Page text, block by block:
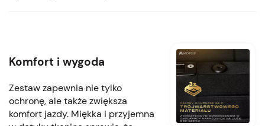
Komfort i wygoda
Zestaw zapewnia nie tylko
ochronę, ale także zwiększa
komfort jazdy. Miękka i przyjemna